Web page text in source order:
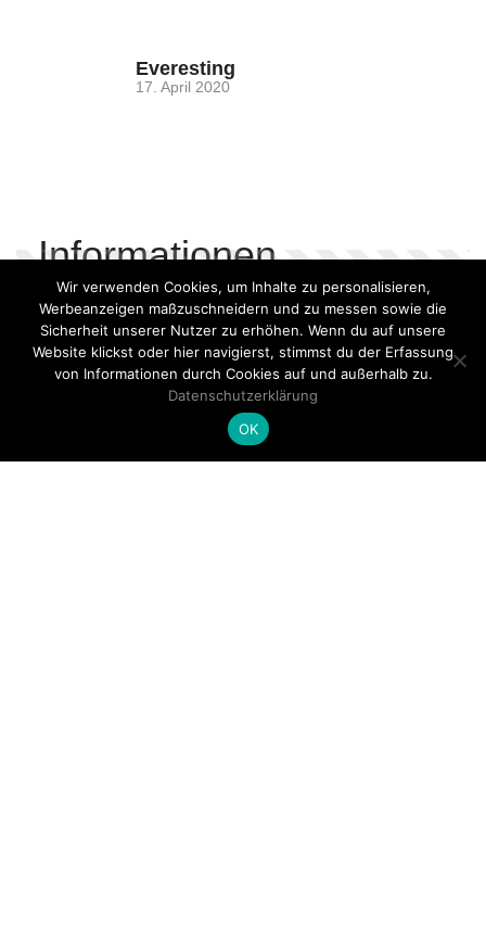
Everesting
17. April 2020
Informationen
Impressum
Follow us on Facebook
Datenschutzerklärung
Wir verwenden Cookies, um Inhalte zu personalisieren,
Werbeanzeigen maßzuschneidern und zu messen sowie die
Sicherheit unserer Nutzer zu erhöhen. Wenn du auf unsere
Website klickst oder hier navigierst, stimmst du der Erfassung
von Informationen durch Cookies auf und außerhalb zu.
Datenschutzerklärung
OK